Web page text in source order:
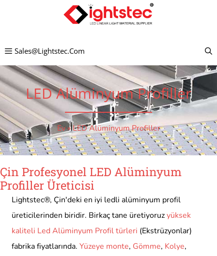
Sales@lightstec.com
LED Alüminyum Profiller
Ev»LED Alüminyum Profiller
Çin Profesyonel LED Alüminyum
Profiller Üreticisi
Lightstec®, Çin'deki en iyi ledli alüminyum profil
üreticilerinden biridir. Birkaç tane üretiyoruzyüksek
kaliteli Led Alüminyum Profil türleri (Ekstrüzyonlar)
fabrika fiyatlarında. Yüzeye monte, Gömme, Kolye,